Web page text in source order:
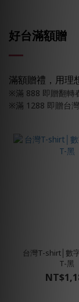
好台滿額贈
滿額贈禮，用理
※滿 888 即贈翻轉
※滿 1288 即贈台
台灣T-shirt│數
T-黑